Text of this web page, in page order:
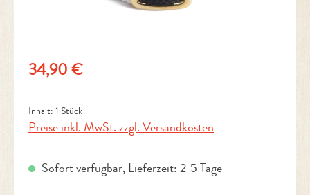
Regulärer Preis:
34,90 €
Inhalt: 1 Stück
Preise inkl. MwSt. zzgl. Versandkosten
Sofort verfügbar, Lieferzeit: 2-5 Tage